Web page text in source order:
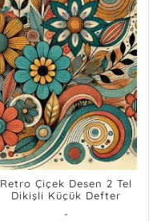
Retro Çiçek Desen 2 Tel
Dikişli Küçük Defter
-